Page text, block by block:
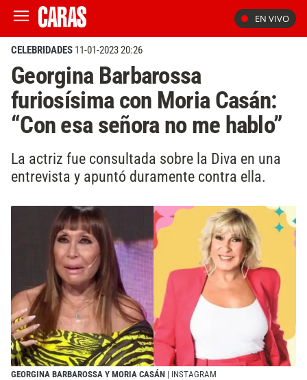
EN VIVO
CELEBRIDADES 11-01-2023 20:26
Georgina Barbarossa
furiosísima con Moria Casán:
“Con esa señora no me hablo”
La actriz fue consultada sobre la Diva en una
entrevista y apuntó duramente contra ella.
GEORGINA BARBAROSSA Y MORIA CASÁN | INSTAGRAM